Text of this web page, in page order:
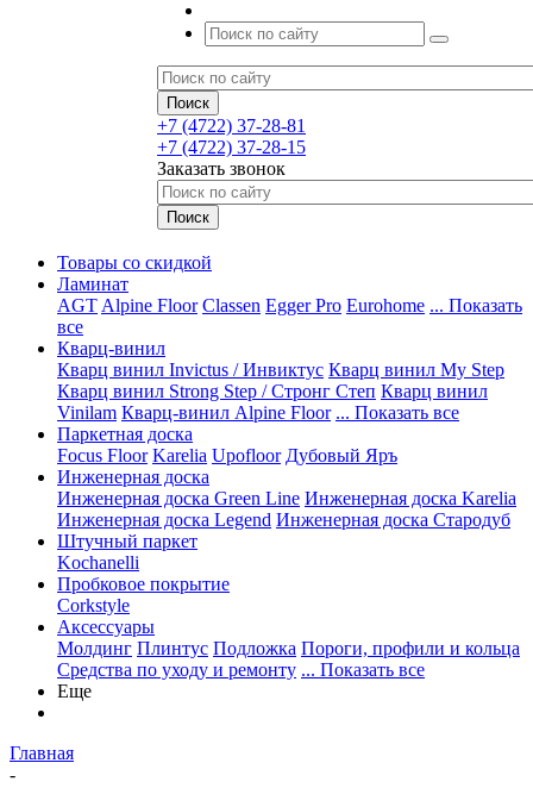
+7 (4722) 37-28-81
+7 (4722) 37-28-15
Заказать звонок
Товары со скидкой
Ламинат
AGT Alpine Floor Classen Egger Pro Eurohome ... Показать
все
Кварц-винил
Кварц винил Invictus / Инвиктус Кварц винил My Step
Кварц винил Strong Step / Стронг Степ Кварц винил
Vinilam Кварц-винил Alpine Floor ... Показать все
Паркетная доска
Focus Floor Karelia Upofloor Дубовый Яръ
Инженерная доска
Инженерная доска Green Line Инженерная доска Karelia
Инженерная доска Legend Инженерная доска Стародуб
Штучный паркет
Kochanelli
Пробковое покрытие
Corkstyle
Аксессуары
Молдинг Плинтус Подложка Пороги, профили и кольца
Средства по уходу и ремонту ... Показать все
Еще
Главная
-